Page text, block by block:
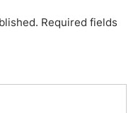
Required fields